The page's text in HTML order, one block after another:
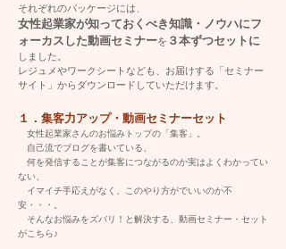
それぞれのパッケージには、
女性起業家が知っておくべき知識・ノウハにフ
ォーカスした動画セミナーを ３本ずつセットに
しました。
​レジュメやワークシートなども、お届けする「セミナー
サイト」からダウンロードしていただけます。
１．集客力アップ・動画セミナーセット
女性起業家さんのお悩みトップの「集客」。
自己流でブログを書いている、
何を発信することが集客につながるのか実はよくわかってい
ない、
イマイチ手応えがなく、このやり方がでいいのか不
安・・・。
​ そんなお悩みをズバリ！と解決する、動画セミナー・セット
がこちら♪